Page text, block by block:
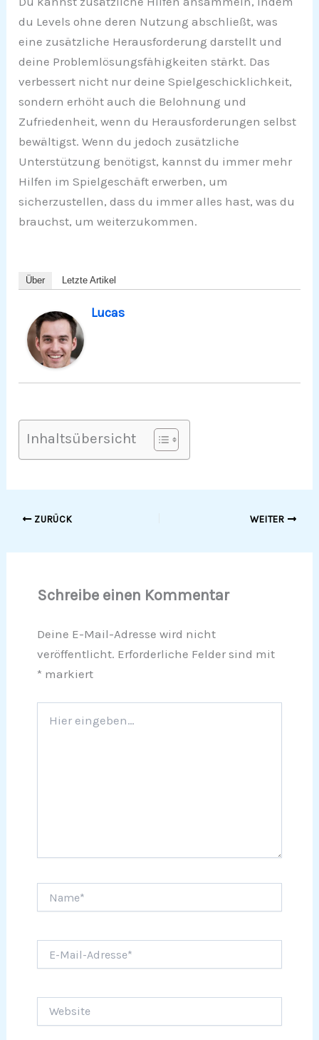
du Levels ohne deren Nutzung abschließt, was
eine zusätzliche Herausforderung darstellt und
deine Problemlösungsfähigkeiten stärkt. Das
verbessert nicht nur deine Spielgeschicklichkeit,
sondern erhöht auch die Belohnung und
Zufriedenheit, wenn du Herausforderungen selbst
bewältigst. Wenn du jedoch zusätzliche
Unterstützung benötigst, kannst du immer mehr
Hilfen im Spielgeschäft erwerben, um
sicherzustellen, dass du immer alles hast, was du
brauchst, um weiterzukommen.
Über Letzte Artikel
Lucas
Inhaltsübersicht
ZURÜCK WEITER
Schreibe einen Kommentar
Deine E-Mail-Adresse wird nicht
veröffentlicht. Erforderliche Felder sind mit
* markiert
eingeben…
Mail-